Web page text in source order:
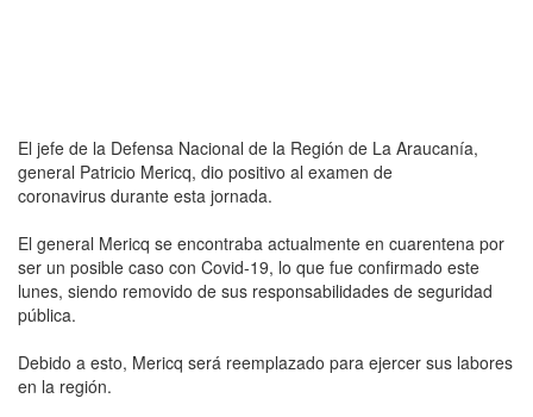
El jefe de la Defensa Nacional de la Región de La Araucanía,
general Patricio Mericq, dio positivo al examen de
coronavirus durante esta jornada.
El general Mericq se encontraba actualmente en cuarentena por
ser un posible caso con Covid-19, lo que fue confirmado este
lunes, siendo removido de sus responsabilidades de seguridad
pública.
Debido a esto, Mericq será reemplazado para ejercer sus labores
en la región.